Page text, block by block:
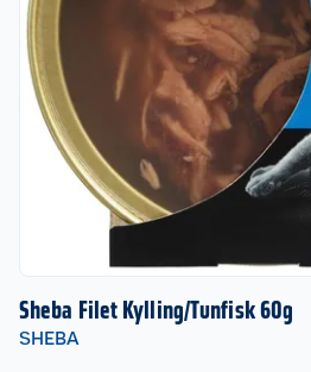
Sheba Filet Kylling/Tunfisk 60g
SHEBA